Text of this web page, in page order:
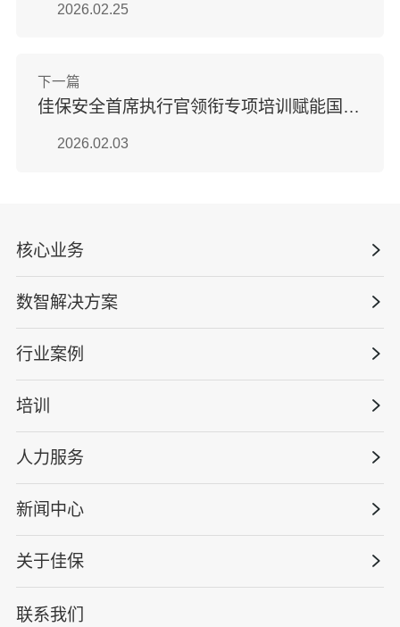
2026.02.25
下一篇
佳保安全首席执行官领衔专项培训赋能国企双重预防机制落地见效
2026.02.03
联系我们
核心业务
数智安全科技
安全战略咨询
管理体系建设
安全技能提升
工程安全服务
巡查监督审计
HSE专家服务
数智解决方案
量化安全云
智慧化系统
智能终端
行业案例
政府安全监管
工程建设/地产物业
能源电力
仓储物流
水利水务
核电工程与运营
培训
版权安全课程
行业定制课程
资质与专业技能版权课
国际证书课程
人力服务
高薪岗位
HSE 专家服务
人力资源服务
新闻中心
公司新闻
蛇口安全论坛
关于佳保
公司简介